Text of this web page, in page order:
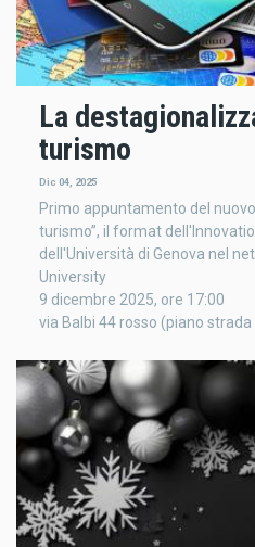
La
turismo
Dic 04, 2025
Primo appuntamento del
turismo”, il format
dell'Università di Genova nel
University
9 dicembre 2025, ore 17:00
via Balbi 44 rosso (piano strada